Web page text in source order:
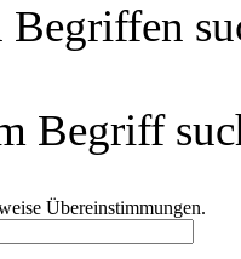
Begriff
Übereinstimmungen.